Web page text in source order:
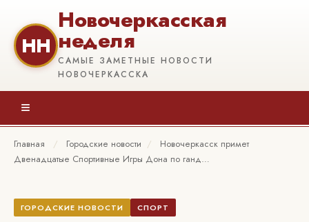
НН
Новочеркасская
неделя
САМЫЕ ЗАМЕТНЫЕ НОВОСТИ
НОВОЧЕРКАССКА
≡
Главная / Городские новости /
Новочеркасск примет
Двенадцатые Спортивные Игры Дона по ганд…
ГОРОДСКИЕ НОВОСТИ СПОРТ